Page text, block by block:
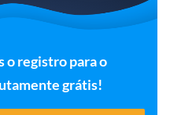
o registro para o
grátis!